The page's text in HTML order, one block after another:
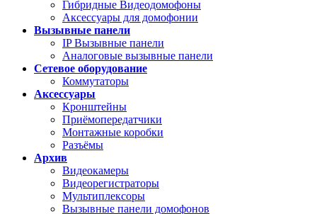
Гибридные Видеодомофоны
Аксессуары для домофонии
Вызывные панели
IP Вызывные панели
Аналоговые вызывные панели
Сетевое оборудование
Коммутаторы
Аксессуары
Кронштейны
Приёмопередатчики
Монтажные коробки
Разъёмы
Архив
Видеокамеры
Видеорегистраторы
Мультиплексоры
Вызывные панели домофонов